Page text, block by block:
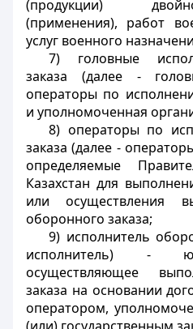
(продукции)
(применения), работ
услуг военного
7) головные
заказа (далее -
операторы по
и уполномоченная
8) операторы по
заказа (далее -
определяемые
Казахстан для
или осуществления
оборонного заказа;
9) исполнитель
исполнитель) -
осуществляющее
заказа на основании
оператором,